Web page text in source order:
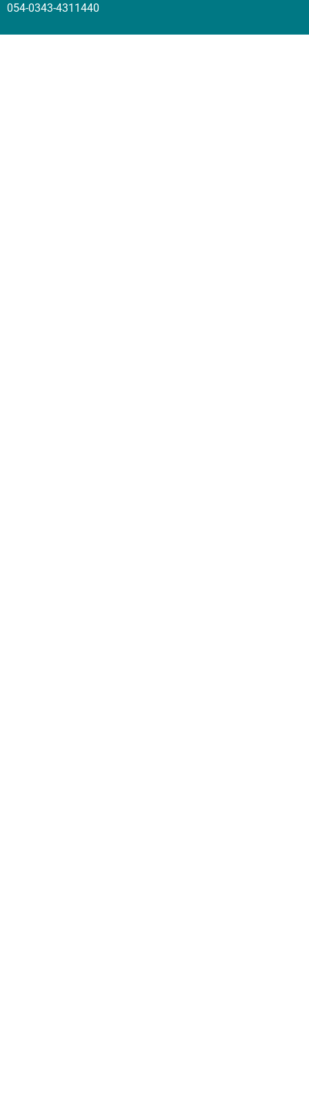
054-0343-4311440